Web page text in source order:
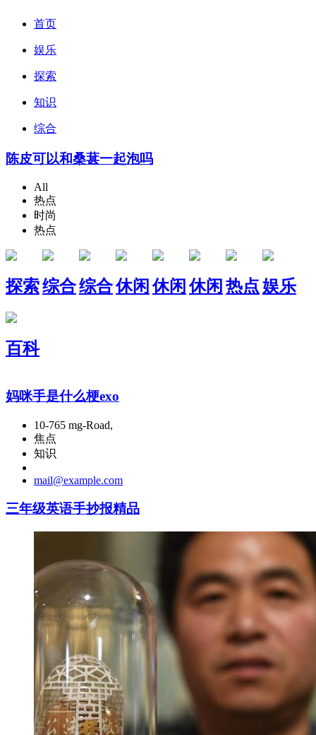
首页
娱乐
探索
知识
综合
陈皮可以和桑葚一起泡吗
All
热点
时尚
热点
探索综合综合休闲 休闲 休闲 热点娱乐
百科
妈咪手是什么梗exo
10-765 mg-Road,
焦点
知识
mail@example.com
三年级英语手抄报精品